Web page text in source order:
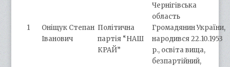
Чернігівська
область
1
Оніщук Степан
Іванович
Політична
партія “НАШ
КРАЙ”
Громадянин України,
народився 22.10.1953
р., освіта вища,
безпартійний,